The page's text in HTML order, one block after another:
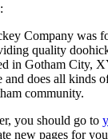
Company was
quality
in Gotham City,
and does all kinds
community.
you should go to
new pages for